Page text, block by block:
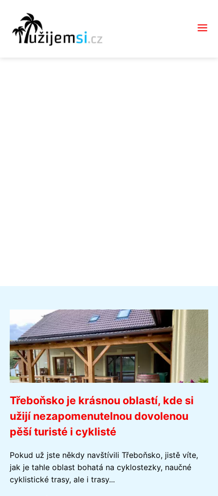
Třeboňsko je krásnou oblastí, kde si
užijí nezapomenutelnou dovolenou
pěší turisté i cyklisté
Pokud už jste někdy navštívili Třeboňsko, jistě víte,
jak je tahle oblast bohatá na cyklostezky, naučné
cyklistické trasy, ale i trasy...